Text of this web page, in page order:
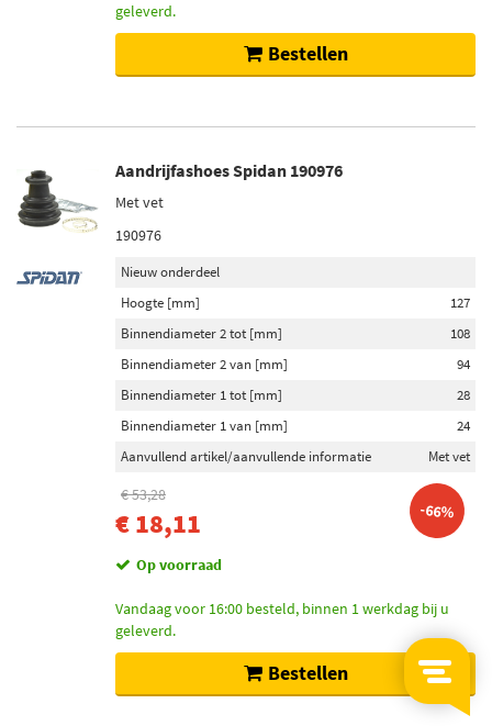
geleverd.
Bestellen
Aandrijfashoes Spidan 190976
Met vet
190976
Nieuw onderdeel
Hoogte [mm]
127
Binnendiameter 2 tot [mm]
108
Binnendiameter 2 van [mm]
94
Binnendiameter 1 tot [mm]
28
Binnendiameter 1 van [mm]
24
Aanvullend artikel/aanvullende informatie
Met vet
€ 53,28
€ 18,11 -66%
Op voorraad
Vandaag voor 16:00 besteld, binnen 1 werkdag bij u
geleverd.
Bestellen